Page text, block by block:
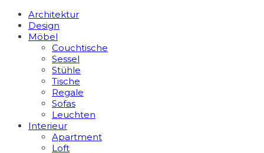
Architektur
Design
Möbel
Couchtische
Sessel
Stühle
Tische
Regale
Sofas
Leuchten
Interieur
Apart­ment
Loft